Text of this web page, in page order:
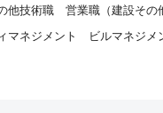
他技術職 営業職（建設その
マネジメント ビルマネジメ